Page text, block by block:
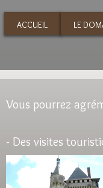
ACCUEIL LE
Vous pourrez
- Des visites